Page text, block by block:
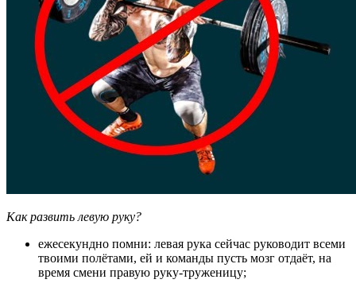
Как развить левую руку?
ежесекундно помни: левая рука сейчас руководит всеми
твоими полётами, ей и команды пусть мозг отдаёт, на
время смени правую руку-труженицу;